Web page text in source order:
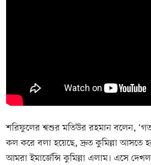
শরিফুলের শ্বশুর মতিউর রহমান বলেন,
কল করে বলা হয়েছে, দ্রুত কুমিল্লা আসতে
আমরা ইমার্জেন্সি কুমিল্লা এলাম। এসে